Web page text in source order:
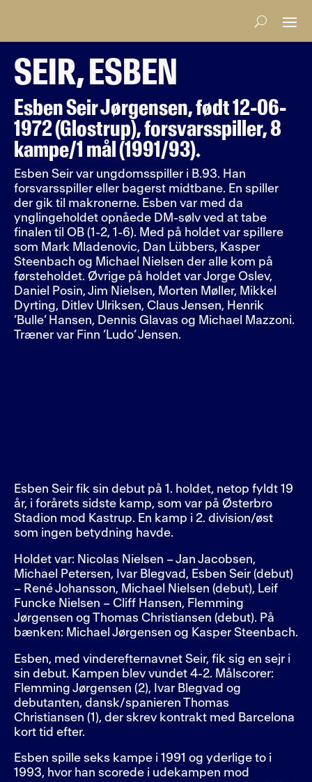
SEIR, ESBEN
Esben Seir Jørgensen, født 12-06-
1972 (Glostrup), forsvarsspiller, 8
kampe/1 mål (1991/93).
Esben Seir var ungdomsspiller i B.93. Han
forsvarsspiller eller bagerst midtbane. En spiller
der gik til makronerne. Esben var med da
ynglingeholdet opnåede DM-sølv ved at tabe
finalen til OB (1-2, 1-6). Med på holdet var spillere
som Mark Mladenovic, Dan Lübbers, Kasper
Steenbach og Michael Nielsen der alle kom på
førsteholdet. Øvrige på holdet var Jorge Oslev,
Daniel Posin, Jim Nielsen, Morten Møller, Mikkel
Dyrting, Ditlev Ulriksen, Claus Jensen, Henrik
’Bulle’ Hansen, Dennis Glavas og Michael Mazzoni.
Træner var Finn ’Ludo’ Jensen.
Esben Seir fik sin debut på 1. holdet, netop fyldt 19
år, i forårets sidste kamp, som var på Østerbro
Stadion mod Kastrup. En kamp i 2. division/øst
som ingen betydning havde.
Holdet var: Nicolas Nielsen – Jan Jacobsen,
Michael Petersen, Ivar Blegvad, Esben Seir (debut)
– René Johansson, Michael Nielsen (debut), Leif
Funcke Nielsen – Cliff Hansen, Flemming
Jørgensen og Thomas Christiansen (debut). På
bænken: Michael Jørgensen og Kasper Steenbach.
Esben, med vinderefternavnet Seir, fik sig en sejr i
sin debut. Kampen blev vundet 4-2. Målscorer:
Flemming Jørgensen (2), Ivar Blegvad og
debutanten, dansk/spanieren Thomas
Christiansen (1), der skrev kontrakt med Barcelona
kort tid efter.
Esben spille seks kampe i 1991 og yderlige to i
1993, hvor han scorede i udekampen mod